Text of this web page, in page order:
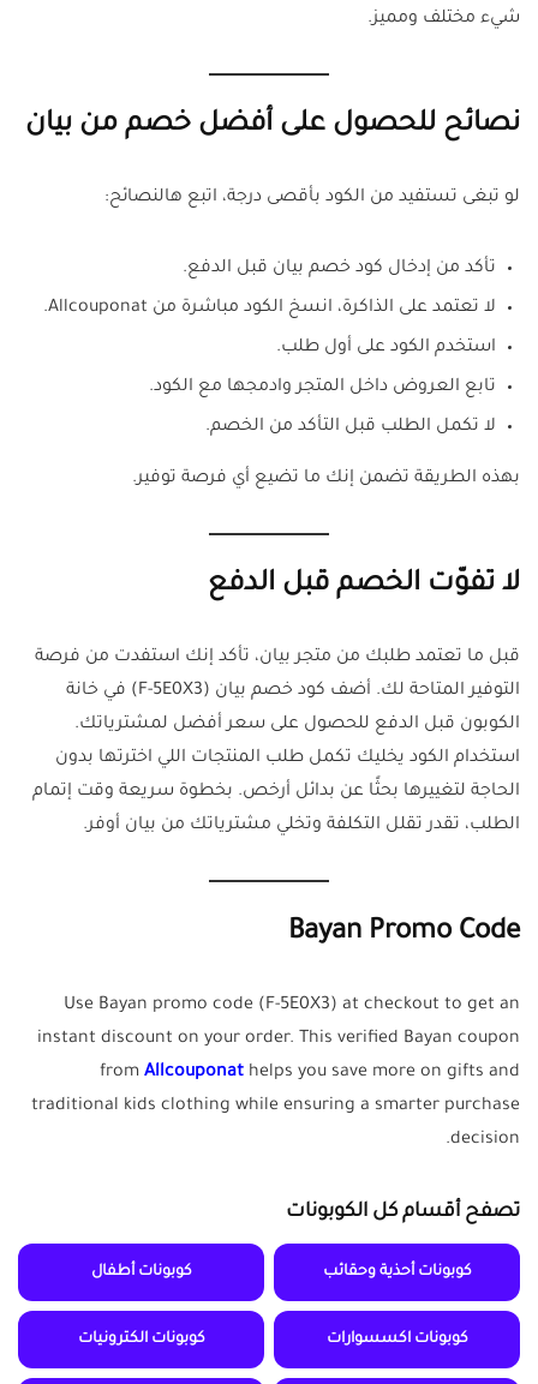
شيء مختلف ومميز.
نصائح للحصول على أفضل خصم من بيان
لو تبغى تستفيد من الكود بأقصى درجة، اتبع هالنصائح:
تأكد من إدخال كود خصم بيان قبل الدفع.
لا تعتمد على الذاكرة، انسخ الكود مباشرة من Allcouponat.
استخدم الكود على أول طلب.
تابع العروض داخل المتجر وادمجها مع الكود.
لا تكمل الطلب قبل التأكد من الخصم.
بهذه الطريقة تضمن إنك ما تضيع أي فرصة توفير.
لا تفوّت الخصم قبل الدفع
قبل ما تعتمد طلبك من متجر بيان، تأكد إنك استفدت من فرصة
التوفير المتاحة لك. أضف كود خصم بيان (F-5E0X3) في خانة
الكوبون قبل الدفع للحصول على سعر أفضل لمشترياتك.
استخدام الكود يخليك تكمل طلب المنتجات اللي اخترتها بدون
الحاجة لتغييرها بحثًا عن بدائل أرخص. بخطوة سريعة وقت إتمام
الطلب، تقدر تقلل التكلفة وتخلي مشترياتك من بيان أوفر.
Bayan Promo Code
Use Bayan promo code (F-5E0X3) at checkout to get an
instant discount on your order. This verified Bayan coupon
from Allcouponat helps you save more on gifts and
traditional kids clothing while ensuring a smarter purchase
decision.
تصفح أقسام كل الكوبونات
كوبونات أحذية وحقائب كوبونات أطفال
كوبونات اكسسوارات كوبونات الكترونيات